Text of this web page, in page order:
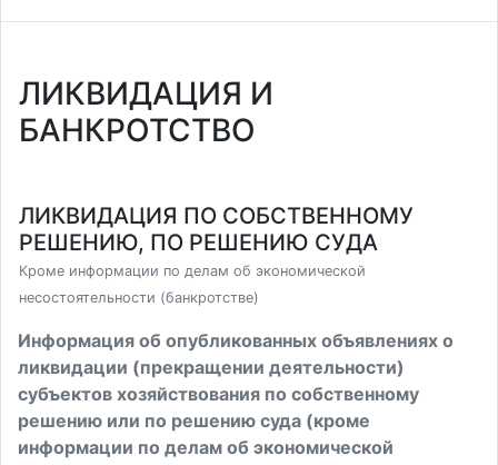
ЛИКВИДАЦИЯ И
БАНКРОТСТВО
ЛИКВИДАЦИЯ ПО СОБСТВЕННОМУ
РЕШЕНИЮ, ПО РЕШЕНИЮ СУДА
Кроме информации по делам об экономической
несостоятельности (банкротстве)
Информация об опубликованных объявлениях о
ликвидации (прекращении деятельности)
субъектов хозяйствования по собственному
решению или по решению суда (кроме
информации по делам об экономической